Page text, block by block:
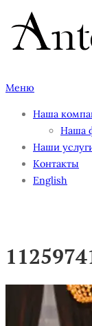
Перейти
содержимому
Меню
Наша
Наша
Наши
Контакты
English